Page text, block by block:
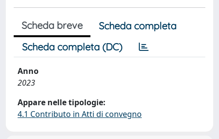
Scheda breve
Scheda completa
Scheda completa (DC)
Anno
2023
Appare nelle tipologie:
4.1 Contributo in Atti di convegno